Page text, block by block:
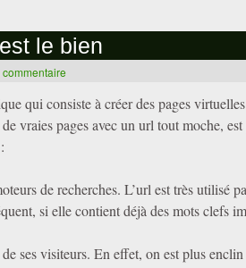
le bien
qui consiste à créer des pages
vraies pages avec un url tout moche,
de recherches. L’url est très utilisé
si elle contient déjà des mots clefs
ses visiteurs. En effet, on est plus